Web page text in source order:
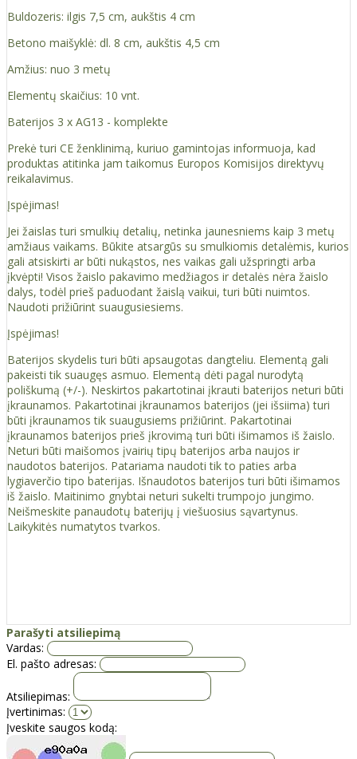
Buldozeris: ilgis 7,5 cm, aukštis 4 cm
Betono maišyklė: dl. 8 cm, aukštis 4,5 cm
Amžius: nuo 3 metų
Elementų skaičius: 10 vnt.
Baterijos 3 x AG13 - komplekte
Prekė turi CE ženklinimą, kuriuo gamintojas informuoja, kad
produktas atitinka jam taikomus Europos Komisijos direktyvų
reikalavimus.
Įspėjimas!
Jei žaislas turi smulkių detalių, netinka jaunesniems kaip 3 metų
amžiaus vaikams. Būkite atsargūs su smulkiomis detalėmis, kurios
gali atsiskirti ar būti nukąstos, nes vaikas gali užspringti arba
įkvėpti! Visos žaislо pakavimo medžiagos ir detalės nėra žaislo
dalys, todėl prieš paduodant žaislą vaikui, turi būti nuimtos.
Naudoti prižiūrint suaugusiesiems.
Įspėjimas!
Baterijos skydelis turi būti apsaugotas dangteliu. Elementą gali
pakeisti tik suaugęs asmuo. Elementą dėti pagal nurodytą
poliškumą (+/-). Neskirtos pakartotinai įkrauti baterijos neturi būti
įkraunamos. Pakartotinai įkraunamos baterijos (jei išsiima) turi
būti įkraunamos tik suaugusiems prižiūrint. Pakartotinai
įkraunamos baterijos prieš įkrovimą turi būti išimamos iš žaislo.
Neturi būti maišomos įvairių tipų baterijos arba naujos ir
naudotos baterijos. Patariama naudoti tik to paties arba
lygiaverčio tipo baterijas. Išnaudotos baterijos turi būti išimamos
iš žaislo. Maitinimo gnybtai neturi sukelti trumpojo jungimo.
Neišmeskite panaudotų baterijų į viešuosius sąvartynus.
Laikykitės numatytos tvarkos.
Parašyti atsiliepimą
Vardas:
El. pašto adresas:
Atsiliepimas:
Įvertinimas:
Įveskite saugos kodą: